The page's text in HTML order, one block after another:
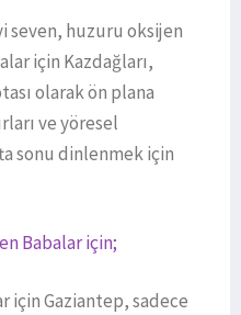
seven, huzuru oksijen
için Kazdağları,
olarak ön plana
ve yöresel
sonu dinlenmek için
Babalar için;
için Gaziantep, sadece